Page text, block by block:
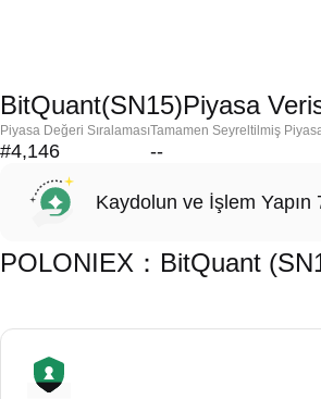
BitQuant(SN15)Piyasa
Piyasa Değeri Sıralaması
#4,146
Tamamen Seyreltilmiş
--
Kaydolun ve İşlem
POLONIEX：BitQuant